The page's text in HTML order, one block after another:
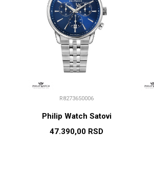
R8273650006
Philip Watch Satovi
47.390,00 RSD